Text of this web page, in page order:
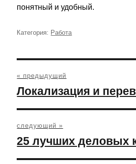
понятный и удобный.
Категория: Рубрики
Работа
по
записям
« предыдущий
Предыдущая
запись:
Локализация и
следующий »
Следующая
запись:
25 лучших деловых